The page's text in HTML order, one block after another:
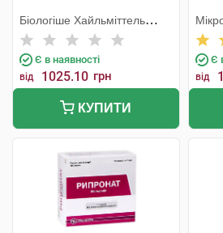
Біологіше Хайльміттель
Хеель
Є в наявності
від 1025.10 грн
КУПИТИ
Є
від